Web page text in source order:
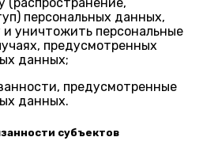
(распространение,
персональных данных,
и уничтожить персональные
предусмотренных
данных;
предусмотренные
данных.
субъектов